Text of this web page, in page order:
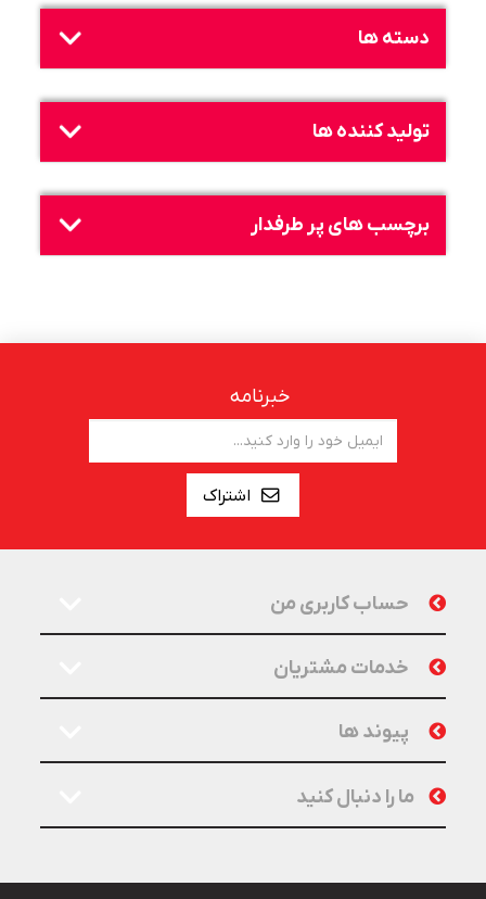
دسته ها
تولید کننده ها
برچسب های پر طرفدار
خبرنامه
اشتراک
حساب کاربری من
خدمات مشتریان
پیوند ها
ما را دنبال کنید